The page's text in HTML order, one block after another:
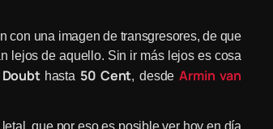
con una imagen de transgresores, de que
lejos de aquello. Sin ir más lejos es cosa
hasta 50 Cent, desdeArmin van
que por eso es posible ver hoy en día